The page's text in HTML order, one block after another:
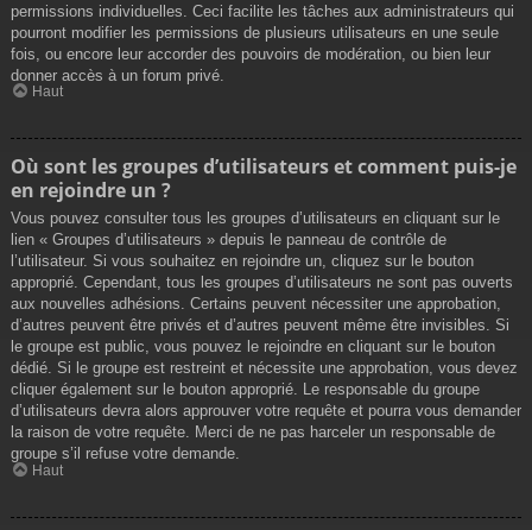
permissions individuelles. Ceci facilite les tâches aux administrateurs qui
pourront modifier les permissions de plusieurs utilisateurs en une seule
fois, ou encore leur accorder des pouvoirs de modération, ou bien leur
donner accès à un forum privé.
Haut
Où sont les groupes d’utilisateurs et comment puis-je
en rejoindre un ?
Vous pouvez consulter tous les groupes d’utilisateurs en cliquant sur le
lien « Groupes d’utilisateurs » depuis le panneau de contrôle de
l’utilisateur. Si vous souhaitez en rejoindre un, cliquez sur le bouton
approprié. Cependant, tous les groupes d’utilisateurs ne sont pas ouverts
aux nouvelles adhésions. Certains peuvent nécessiter une approbation,
d’autres peuvent être privés et d’autres peuvent même être invisibles. Si
le groupe est public, vous pouvez le rejoindre en cliquant sur le bouton
dédié. Si le groupe est restreint et nécessite une approbation, vous devez
cliquer également sur le bouton approprié. Le responsable du groupe
d’utilisateurs devra alors approuver votre requête et pourra vous demander
la raison de votre requête. Merci de ne pas harceler un responsable de
groupe s’il refuse votre demande.
Haut